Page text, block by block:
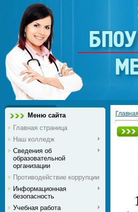
Меню сайта
Главная страница
Наш колледж
Сведения об
образовательной
организации
Противодействие коррупции
Информационная
безопасность
Учебная работа
Главная